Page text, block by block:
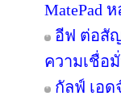
MatePad
อีฟ ต่อสัญ
ความเชื่อ
กัลฟ์ เอ